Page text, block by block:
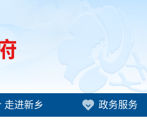
走进新乡 政务服务